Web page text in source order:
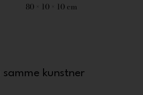
80 × 10 × 10 cm
kunstner